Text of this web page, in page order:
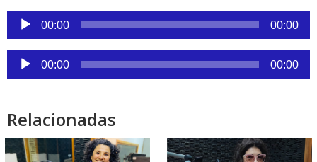
Reproductor
audio
00:00 00:00
Reproductor
de
00:00 00:00
Relacionadas